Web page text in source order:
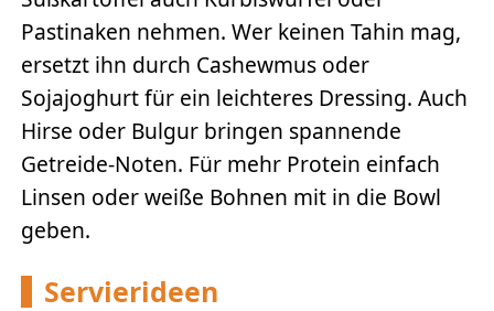
Pastinaken nehmen. Wer keinen Tahin mag,
ersetzt ihn durch Cashewmus oder
Sojajoghurt für ein leichteres Dressing. Auch
Hirse oder Bulgur bringen spannende
Getreide-Noten. Für mehr Protein einfach
Linsen oder weiße Bohnen mit in die Bowl
geben.
Servierideen